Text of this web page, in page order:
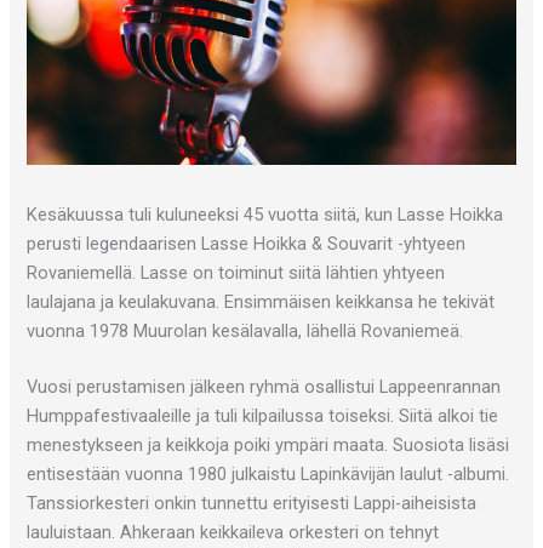
Kesäkuussa tuli kuluneeksi 45 vuotta siitä, kun Lasse Hoikka
perusti legendaarisen Lasse Hoikka & Souvarit -yhtyeen
Rovaniemellä. Lasse on toiminut siitä lähtien yhtyeen
laulajana ja keulakuvana. Ensimmäisen keikkansa he tekivät
vuonna 1978 Muurolan kesälavalla, lähellä Rovaniemeä.
Vuosi perustamisen jälkeen ryhmä osallistui Lappeenrannan
Humppafestivaaleille ja tuli kilpailussa toiseksi. Siitä alkoi tie
menestykseen ja keikkoja poiki ympäri maata. Suosiota lisäsi
entisestään vuonna 1980 julkaistu Lapinkävijän laulut -albumi.
Tanssiorkesteri onkin tunnettu erityisesti Lappi-aiheisista
lauluistaan. Ahkeraan keikkaileva orkesteri on tehnyt